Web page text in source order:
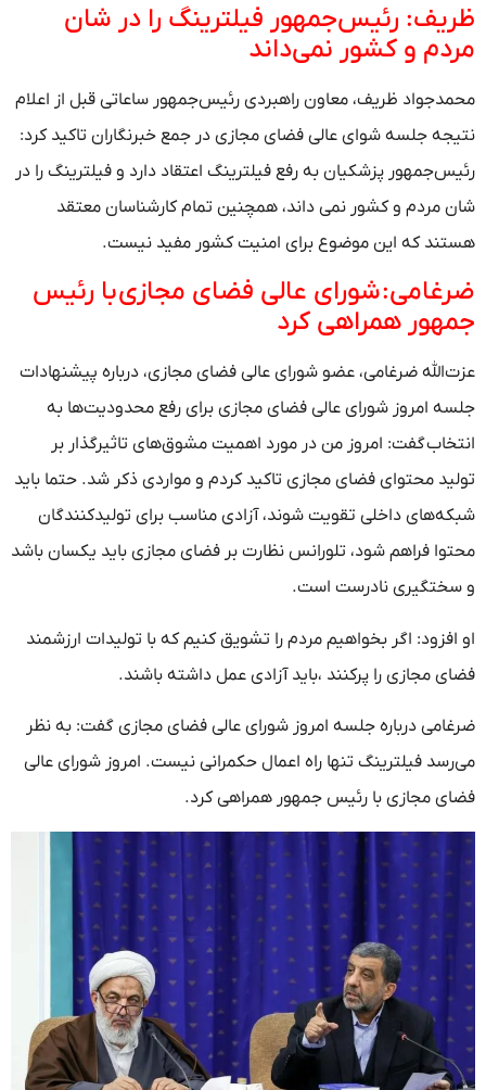
رئیس‌جمهور فیلترینگ را در شان
و کشور نمی‌داند
ظریف، معاون راهبردی رئیس‌جمهور ساعاتی قبل از اعلام
جلسه شوای عالی فضای مجازی در جمع خبرنگاران تاکید کرد:
پزشکیان به رفع فیلترینگ اعتقاد دارد و فیلترینگ را در
مردم و کشور نمی داند، همچنین تمام کارشناسان معتقد
که این موضوع برای امنیت کشور مفید نیست.
شورای عالی فضای مجازی با رئیس
همراهی کرد
ضرغامی، عضو شورای عالی فضای مجازی، درباره پیشنهادات
امروز شورای عالی فضای مجازی برای رفع محدودیت‌ها به
گفت: امروز من در مورد اهمیت مشوق‌های تاثیرگذار بر
محتوا‌ی فضای مجازی تاکید کردم و مواردی ذکر شد. حتما باید
داخلی تقویت شوند، آزادی مناسب برای تولیدکنندگان
فراهم شود، تلورانس نظارت بر فضای مجازی باید یکسان باشد
نادرست است.
اگر بخواهیم مردم را تشویق کنیم که با تولیدات ارزشمند
مجازی را پرکنند ،باید آزادی عمل داشته باشند.
درباره جلسه امروز شورای عالی فضای مجازی گفت: به نظر
فیلترینگ تنها راه اعمال حکمرانی‌ نیست. امروز‌ شورای عالی
مجازی با رئیس جمهور همراهی کرد.